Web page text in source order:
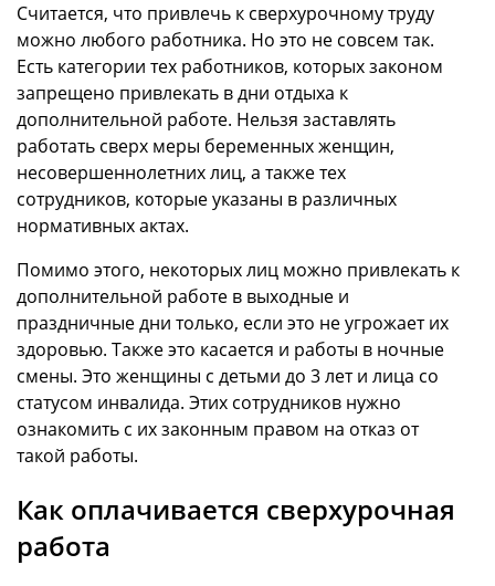
Считается, что привлечь к сверхурочному труду
можно любого работника. Но это не совсем так.
Есть категории тех работников, которых законом
запрещено привлекать в дни отдыха к
дополнительной работе. Нельзя заставлять
работать сверх меры беременных женщин,
несовершеннолетних лиц, а также тех
сотрудников, которые указаны в различных
нормативных актах.
Помимо этого, некоторых лиц можно привлекать к
дополнительной работе в выходные и
праздничные дни только, если это не угрожает их
здоровью. Также это касается и работы в ночные
смены. Это женщины с детьми до 3 лет и лица со
статусом инвалида. Этих сотрудников нужно
ознакомить с их законным правом на отказ от
такой работы.
Как оплачивается сверхурочная
работа